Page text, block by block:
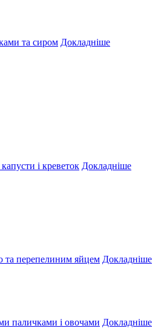
та сиром Докладніше
і креветок Докладніше
та перепелиним яйцем Докладніше
паличками і овочами Докладніше